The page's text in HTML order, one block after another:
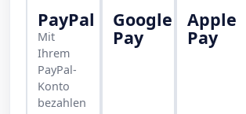
PayPal
Mit
Ihrem
PayPal-
Konto
bezahlen
Google
Pay
Apple
Pay